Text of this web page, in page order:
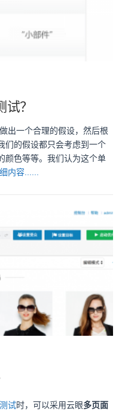
？
出一个合理的假设，然后根
们的假设都只会考虑到一个
颜色等等。我们认为这个单
内容......
试时，可以采用云眼多页面